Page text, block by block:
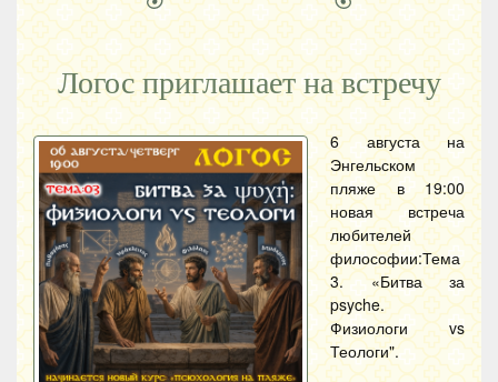
Логос приглашает на встречу
6 августа на
Энгельском
пляже в 19:00
новая встреча
любителей
философии:Тема
3. «Битва за
psyche.
Физиологи vs
Теологи".